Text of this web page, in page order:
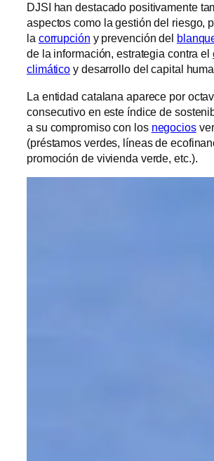
DJSI han destacado positivamente
aspectos como la gestión del riesgo,
la corrupción y prevención del
de la información, estrategia contra el
climático y desarrollo del capital
La entidad catalana aparece por
consecutivo en este índice de
a su compromiso con los negocios
(préstamos verdes, líneas de
promoción de vivienda verde, etc.).